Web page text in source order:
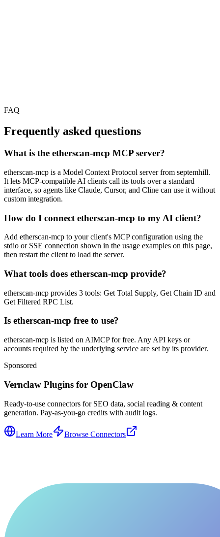
FAQ
Frequently asked questions
What is the etherscan-mcp MCP server?
etherscan-mcp is a Model Context Protocol server from septemhill.
It lets MCP-compatible AI clients call its tools over a standard
interface, so agents like Claude, Cursor, and Cline can use it without
custom integration.
How do I connect etherscan-mcp to my AI client?
Add etherscan-mcp to your client's MCP configuration using the
stdio or SSE connection shown in the usage examples on this page,
then restart the client to load the server.
What tools does etherscan-mcp provide?
etherscan-mcp provides 3 tools: Get Total Supply, Get Chain ID and
Get Filtered RPC List.
Is etherscan-mcp free to use?
etherscan-mcp is listed on AIMCP for free. Any API keys or
accounts required by the underlying service are set by its provider.
Sponsored
Vernclaw Plugins for OpenClaw
Ready-to-use connectors for SEO data, social reading & content
generation. Pay-as-you-go credits with audit logs.
Learn More Browse Connectors